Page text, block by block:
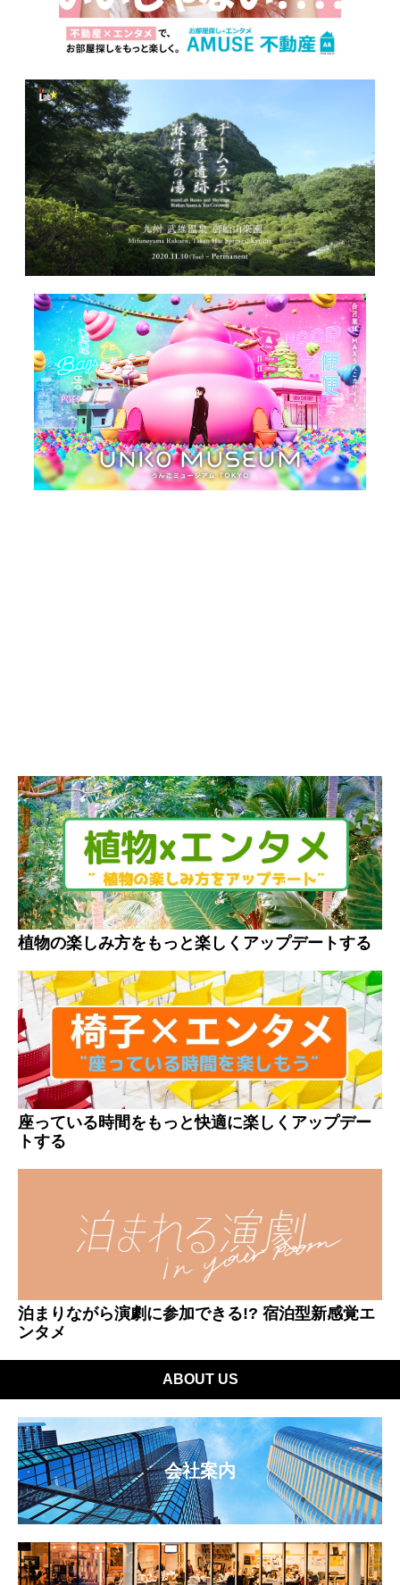
植物の楽しみ方をもっと楽しくアップデートする
座っている時間をもっと快適に楽しくアップデー
トする
泊まりながら演劇に参加できる!? 宿泊型新感覚エ
ンタメ
ABOUT US
会社案内